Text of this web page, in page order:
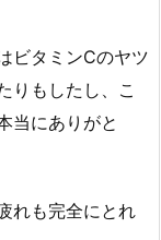
ビタミンCのヤツ
りもしたし、こ
当にありがと
れも完全にとれ